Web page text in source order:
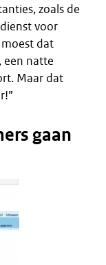
zoals de
voor
dat
een natte
Maar dat
gaan